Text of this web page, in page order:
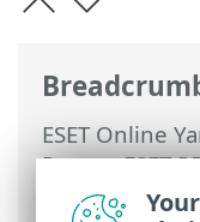
ESET Online
Prem>ESET
Kullanma
>